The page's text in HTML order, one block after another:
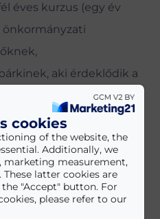
éves kurzus (egy év
önkormányzati
aki érdeklődik a
Jenő TÖOSZ-
került kapcsolatba a
vezetésével és így
felé is nyitnának.
már a város és
le” – árulta el a
cookies
of the website, the
Additionally, we
marketing measurement,
latter cookies are
"Accept" button. For
please refer to our